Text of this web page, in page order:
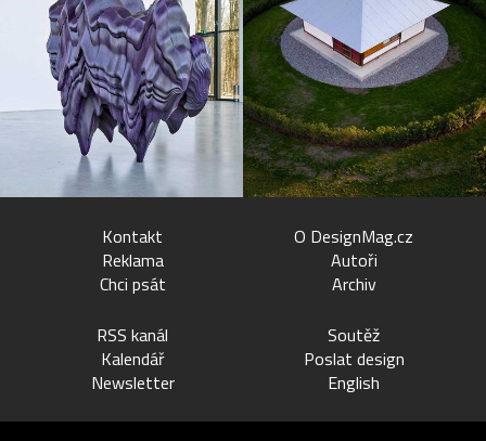
Kontakt
Reklama
Chci psát
O DesignMag.cz
Autoři
Archiv
RSS kanál
Kalendář
Newsletter
Soutěž
Poslat design
English